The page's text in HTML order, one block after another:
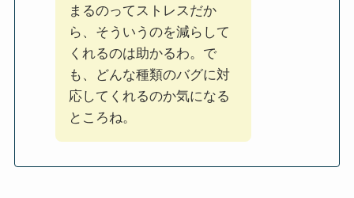
まるのってストレスだか
ら、そういうのを減らして
くれるのは助かるわ。で
も、どんな種類のバグに対
応してくれるのか気になる
ところね。